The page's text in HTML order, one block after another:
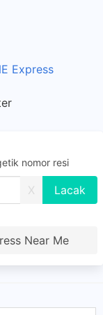
Express
nomor resi
X
Near Me